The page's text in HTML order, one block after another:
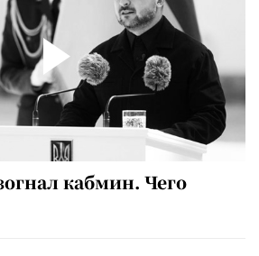
кабмин. Чего